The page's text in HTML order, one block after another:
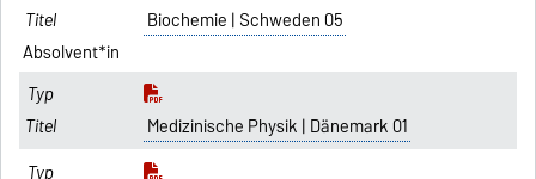
Biochemie | Schweden 05
Absolvent*in
Medizinische Physik | Dänemark 01